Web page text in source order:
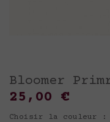
Bloomer
25,00 €
Choisir la couleur :
nos
sur votre